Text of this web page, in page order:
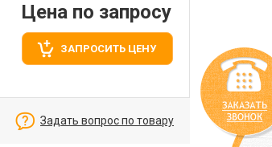
Цена по запросу
ЗАПРОСИТЬ ЦЕНУ
Задать вопрос по товару